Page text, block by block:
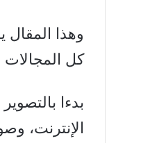
وهذا
كل المجالات
بدءا
الإنترنت،